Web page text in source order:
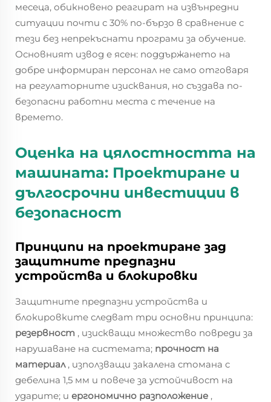
месеца, обикновено реагират на извънредни
ситуации почти с 30% по-бързо в сравнение с
тези без непрекъснати програми за обучение.
Основният извод е ясен: поддържането на
добре информиран персонал не само отговаря
на регулаторните изисквания, но създава по-
безопасни работни места с течение на
времето.
Оценка на цялостността на
машината: Проектиране и
дългосрочни инвестиции в
безопасност
Принципи на проектиране зад
защитните предпазни
устройства и блокировки
Защитните предпазни устройства и
блокировките следват три основни принципа:
резервност , изискващи множество повреди за
нарушаване на системата; прочност на
материал , използващи закалена стомана с
дебелина 1,5 мм и повече за устойчивост на
ударите; и ергономично разположение ,